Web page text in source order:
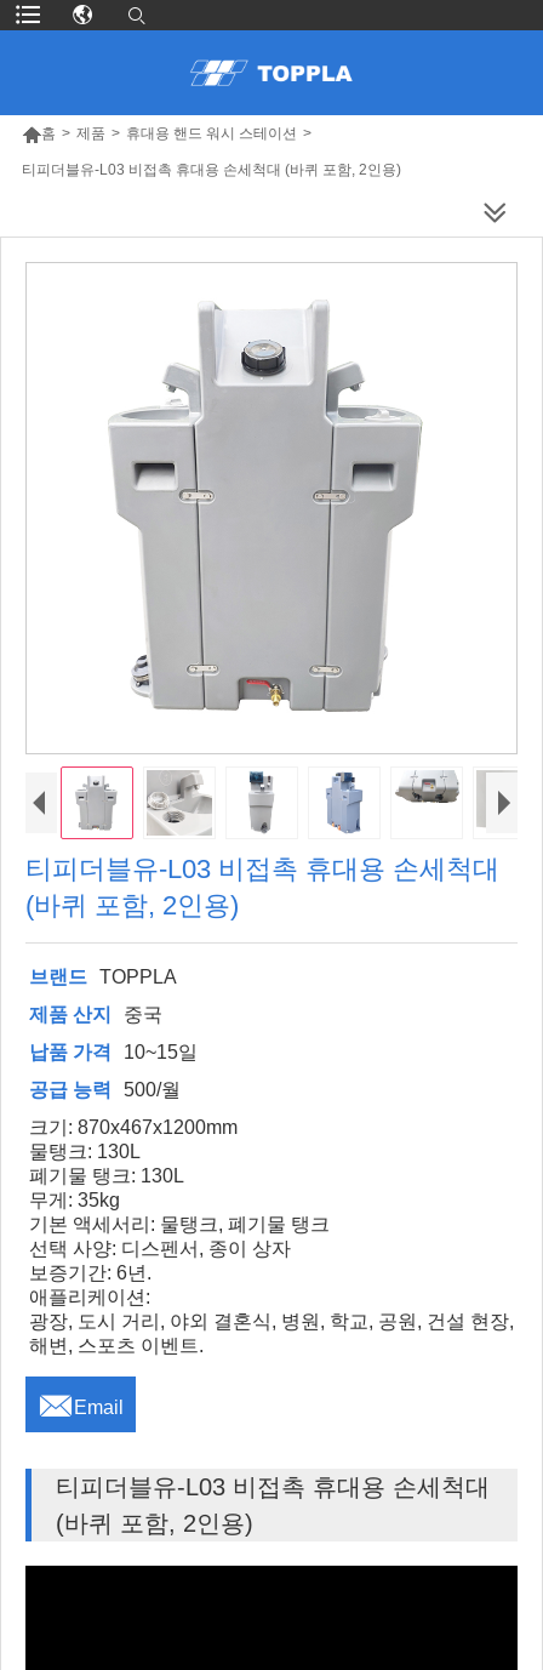
홈 > 제품 > 휴대용 핸드 워시 스테이션 >
티피더블유-L03 비접촉 휴대용 손세척대 (바퀴 포함, 2인용)
티피더블유-L03 비접촉 휴대용 손세척대
(바퀴 포함, 2인용)
브랜드 TOPPLA
제품 산지
중국
납품 가격
10~15일
공급 능력
500/월
크기: 870x467x1200mm
물탱크: 130L
폐기물 탱크: 130L
무게: 35kg
기본 액세서리: 물탱크, 폐기물 탱크
선택 사양: 디스펜서, 종이 상자
보증기간: 6년.
애플리케이션:
광장, 도시 거리, 야외 결혼식, 병원, 학교, 공원, 건설 현장,
해변, 스포츠 이벤트.
 Email
티피더블유-L03 비접촉 휴대용 손세척대
(바퀴 포함, 2인용)